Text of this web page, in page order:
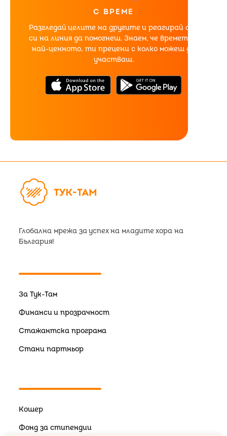
С ВРЕМЕ
Разгледай целите на другите и реагирай ако
си на линия да помогнеш. Знаем, че времето е
най-ценното, ти прецени с колко можеш да
участваш.
Глобална мрежа за успех на младите хора на
България!
За Тук-Там
Финанси и прозрачност
Стажантска програма
Стани партньор
Кошер
Фонд за стипендии